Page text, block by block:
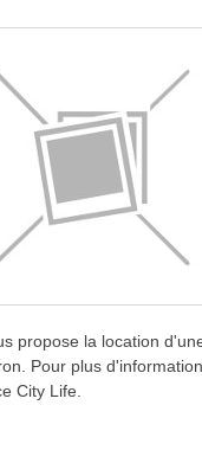
propose la location
Pour plus
City Life.